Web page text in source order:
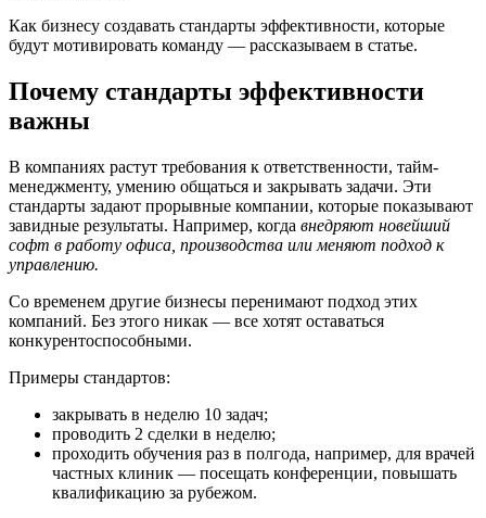
Как бизнесу создавать стандарты эффективности, которые
будут мотивировать команду — рассказываем в статье.
Почему стандарты эффективности
важны
В компаниях растут требования к ответственности, тайм-
менеджменту, умению общаться и закрывать задачи. Эти
стандарты задают прорывные компании, которые показывают
завидные результаты. Например, когда внедряют новейший
софт в работу офиса, производства или меняют подход к
управлению.
Со временем другие бизнесы перенимают подход этих
компаний. Без этого никак — все хотят оставаться
конкурентоспособными.
Примеры стандартов:
закрывать в неделю 10 задач;
проводить 2 сделки в неделю;
проходить обучения раз в полгода, например, для врачей
частных клиник — посещать конференции, повышать
квалификацию за рубежом.